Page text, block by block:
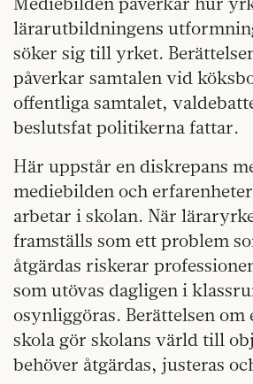
lärarutbildningens
söker sig till yrket.
påverkar samtalen vid
offentliga samtalet,
beslutsfat politikerna fattar.
Här uppstår en diskrepans
mediebilden och
arbetar i skolan. När
framställs som ett problem
åtgärdas riskerar
som utövas dagligen i
osynliggöras. Berättelsen om
skola gör skolans värld till
behöver åtgärdas, justeras